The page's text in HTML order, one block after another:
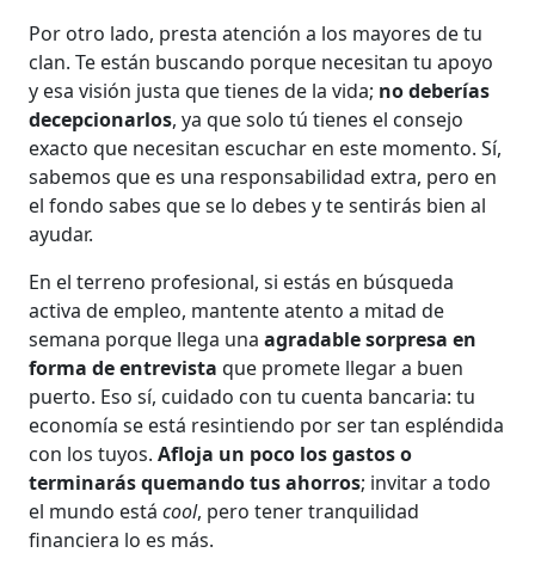
Por otro lado, presta atención a los mayores de tu
clan. Te están buscando porque necesitan tu apoyo
y esa visión justa que tienes de la vida; no deberías
decepcionarlos, ya que solo tú tienes el consejo
exacto que necesitan escuchar en este momento. Sí,
sabemos que es una responsabilidad extra, pero en
el fondo sabes que se lo debes y te sentirás bien al
ayudar.
En el terreno profesional, si estás en búsqueda
activa de empleo, mantente atento a mitad de
semana porque llega unaagradable sorpresa en
forma de entrevista que promete llegar a buen
puerto. Eso sí, cuidado con tu cuenta bancaria: tu
economía se está resintiendo por ser tan espléndida
con los tuyos.Afloja un poco los gastos o
terminarás quemando tus ahorros; invitar a todo
el mundo estácool, pero tener tranquilidad
financiera lo es más.